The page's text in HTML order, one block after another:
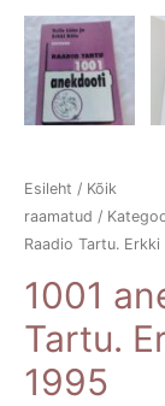
Esileht / Kõik
raamatud /
Raadio Tartu.
1001
Tartu.
1995